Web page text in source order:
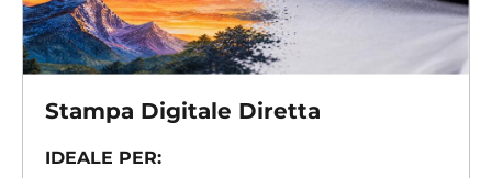
Stampa Digitale Diretta
IDEALE PER: